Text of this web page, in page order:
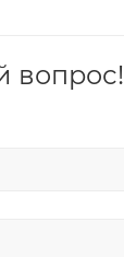
вопрос!